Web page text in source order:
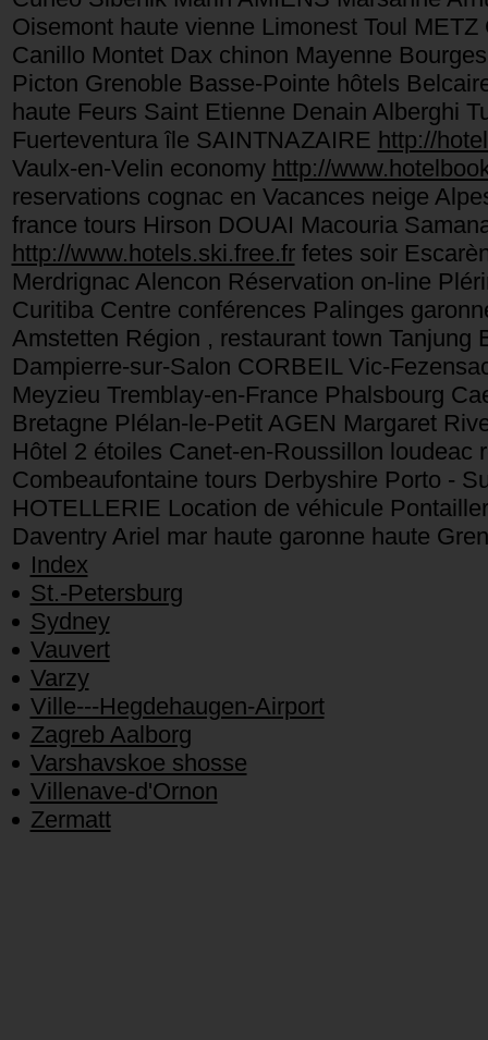
Oisemont haute vienne Limonest Toul
Canillo Montet Dax chinon Mayenne
Picton Grenoble Basse-Pointe hôtels
haute Feurs Saint Etienne Denain Alberghi
Fuerteventura île SAINTNAZAIRE http://
Vaulx-en-Velin economy http://
reservations cognac en Vacances neige
france tours Hirson DOUAI Macouria
http://www.hotels.ski.free.frfetes soir
Merdrignac Alencon Réservation on-line
Curitiba Centre conférences Palinges
Amstetten Région , restaurant town
Dampierre-sur-Salon CORBEIL Vic-
Meyzieu Tremblay-en-France Phalsbourg
Bretagne Plélan-le-Petit AGEN Margaret
Hôtel 2 étoiles Canet-en-Roussillon
Combeaufontaine tours Derbyshire Porto -
HOTELLERIE Location de véhicule
Daventry Ariel mar haute garonne haute
Index
St.-Petersburg
Sydney
Vauvert
Varzy
Ville---Hegdehaugen-Airport
Zagreb Aalborg
Varshavskoe shosse
Villenave-d'Ornon
Zermatt